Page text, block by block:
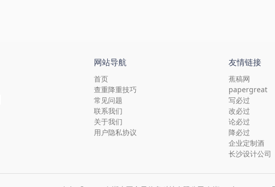
网站导航
首页
查重降重技巧
常见问题
联系我们
关于我们
用户隐私协议
友情链接
蕉稿网
papergreat
写必过
改必过
论必过
降必过
企业定制酒
长沙设计公司